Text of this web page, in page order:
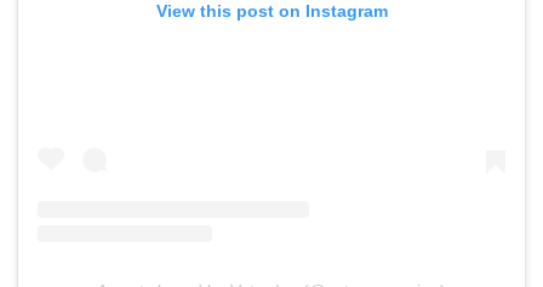
View this post on Instagram